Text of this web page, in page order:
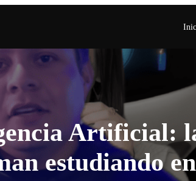
Artificial:
estudiando en